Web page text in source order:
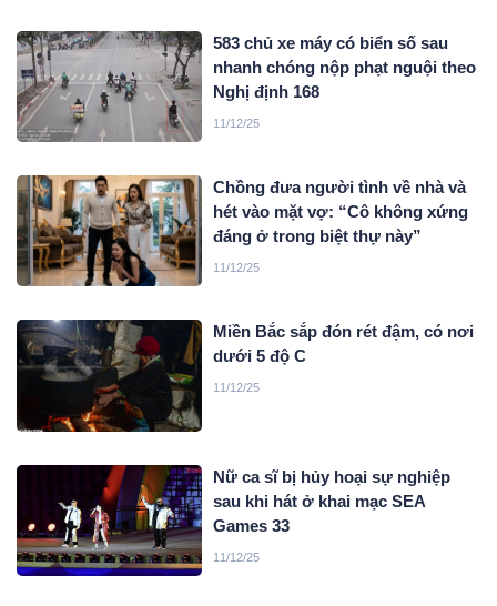
583 chủ xe máy có biển số sau
nhanh chóng nộp phạt nguội theo
Nghị định 168
11/12/25
Chồng đưa người tình về nhà và
hét vào mặt vợ: “Cô không xứng
đáng ở trong biệt thự này”
11/12/25
Miền Bắc sắp đón rét đậm, có nơi
dưới 5 độ C
11/12/25
Nữ ca sĩ bị hủy hoại sự nghiệp
sau khi hát ở khai mạc SEA
Games 33
11/12/25